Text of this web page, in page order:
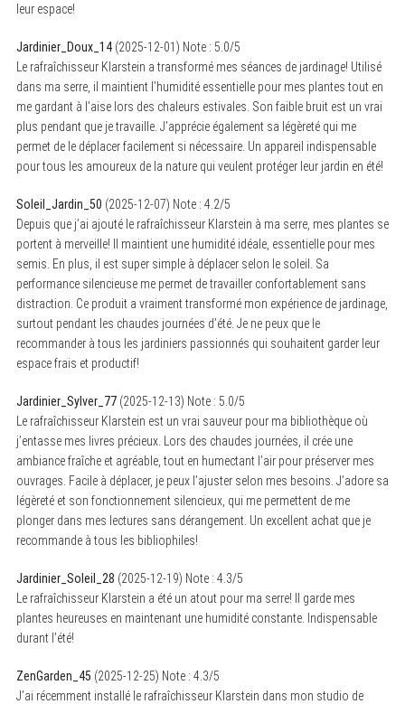
leur espace!
Jardinier_Doux_14(2025-12-01) Note : 5.0/5
Le rafraîchisseur Klarstein a transformé mes séances de jardinage! Utilisé
dans ma serre, il maintient l’humidité essentielle pour mes plantes tout en
me gardant à l’aise lors des chaleurs estivales. Son faible bruit est un vrai
plus pendant que je travaille. J’apprécie également sa légèreté qui me
permet de le déplacer facilement si nécessaire. Un appareil indispensable
pour tous les amoureux de la nature qui veulent protéger leur jardin en été!
Soleil_Jardin_50 (2025-12-07) Note : 4.2/5
Depuis que j’ai ajouté le rafraîchisseur Klarstein à ma serre, mes plantes se
portent à merveille! Il maintient une humidité idéale, essentielle pour mes
semis. En plus, il est super simple à déplacer selon le soleil. Sa
performance silencieuse me permet de travailler confortablement sans
distraction. Ce produit a vraiment transformé mon expérience de jardinage,
surtout pendant les chaudes journées d’été. Je ne peux que le
recommander à tous les jardiniers passionnés qui souhaitent garder leur
espace frais et productif!
Jardinier_Sylver_77(2025-12-13) Note : 5.0/5
Le rafraîchisseur Klarstein est un vrai sauveur pour ma bibliothèque où
j’entasse mes livres précieux. Lors des chaudes journées, il crée une
ambiance fraîche et agréable, tout en humectant l’air pour préserver mes
ouvrages. Facile à déplacer, je peux l’ajuster selon mes besoins. J’adore sa
légèreté et son fonctionnement silencieux, qui me permettent de me
plonger dans mes lectures sans dérangement. Un excellent achat que je
recommande à tous les bibliophiles!
Jardinier_Soleil_28 (2025-12-19) Note : 4.3/5
Le rafraîchisseur Klarstein a été un atout pour ma serre! Il garde mes
plantes heureuses en maintenant une humidité constante. Indispensable
durant l’été!
ZenGarden_45 (2025-12-25) Note : 4.3/5
J’ai récemment installé le rafraîchisseur Klarstein dans mon studio de